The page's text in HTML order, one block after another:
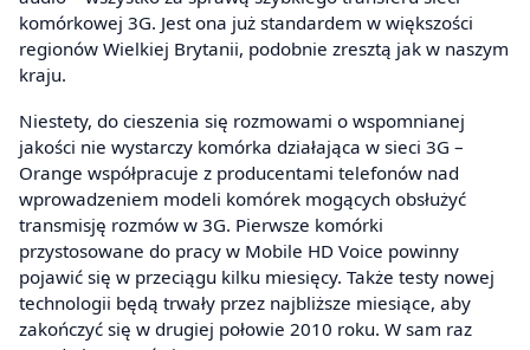
komórkowej 3G. Jest ona już standardem w większości
regionów Wielkiej Brytanii, podobnie zresztą jak w naszym
kraju.
Niestety, do cieszenia się rozmowami o wspomnianej
jakości nie wystarczy komórka działająca w sieci 3G –
Orange współpracuje z producentami telefonów nad
wprowadzeniem modeli komórek mogących obsłużyć
transmisję rozmów w 3G. Pierwsze komórki
przystosowane do pracy w Mobile HD Voice powinny
pojawić się w przeciągu kilku miesięcy. Także testy nowej
technologii będą trwały przez najbliższe miesiące, aby
zakończyć się w drugiej połowie 2010 roku. W sam raz